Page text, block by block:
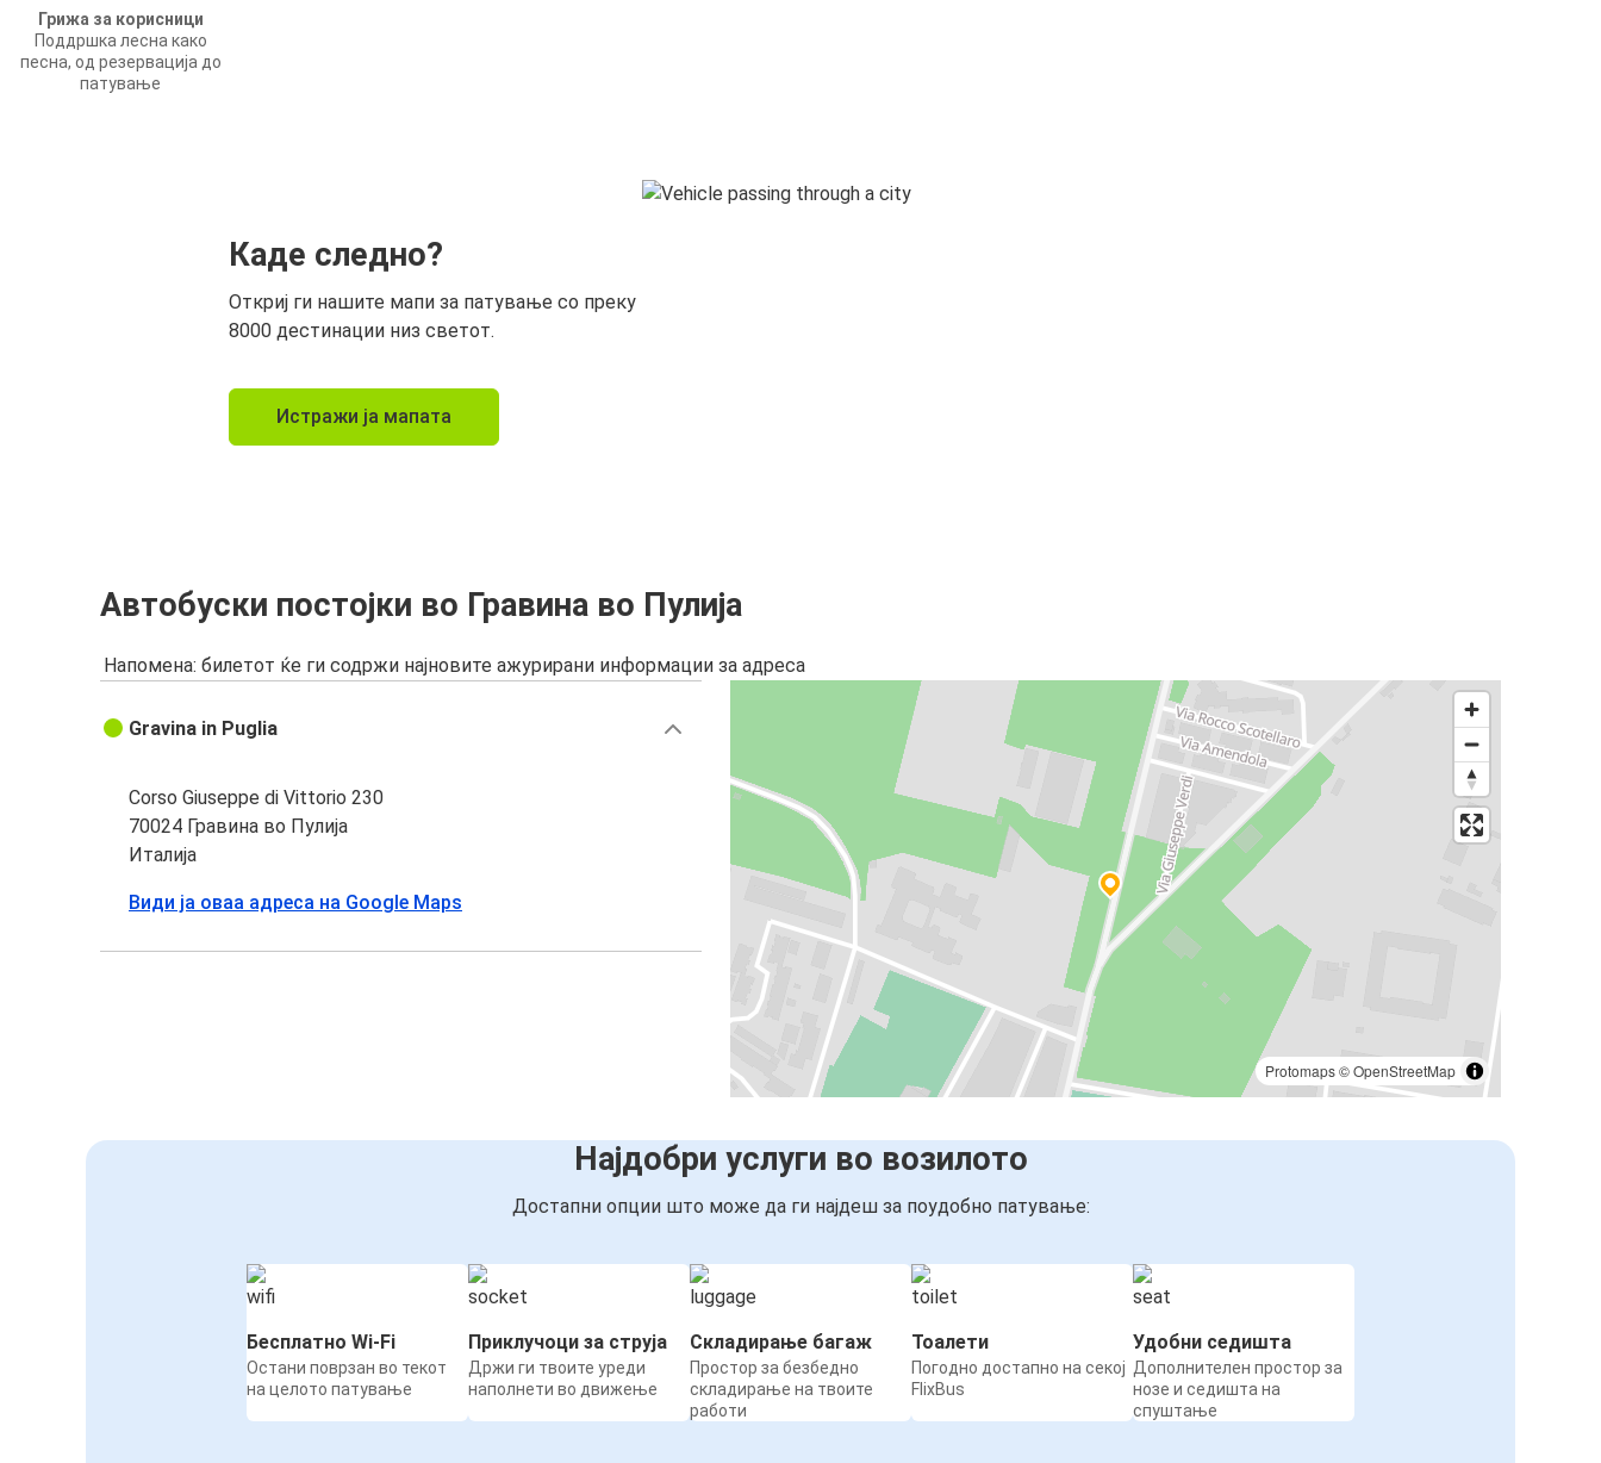
Грижа за корисници
Поддршка лесна како
песна, од резервација до
патување
Каде следно?
Откриј ги нашите мапи за патување со преку
8000 дестинации низ светот.
Истражи ја мапата
Автобуски постојки во Гравина во Пулија
Напомена: билетот ќе ги содржи најновите ажурирани информации за адреса
Protomaps©OpenStreetMap
Gravina in Puglia
Corso Giuseppe di Vittorio 230
70024 Гравина во Пулија
Италија
Види ја оваа адреса на Google Maps
Најдобри услуги во возилото
Достапни опции што може да ги најдеш за поудобно патување:
Бесплатно Wi-Fi
Остани поврзан во текот
на целото патување
Приклучоци за струја
Држи ги твоите уреди
наполнети во движење
Складирање багаж
Простор за безбедно
складирање на твоите
работи
Тоалети
Погодно достапно на секој
FlixBus
Удобни седишта
Дополнителен простор за
нозе и седишта на
спуштање